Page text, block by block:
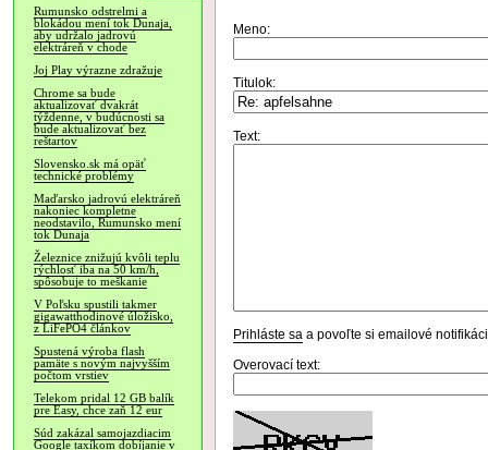
Rumunsko odstrelmi a
blokádou mení tok Dunaja,
aby udržalo jadrovú
elektráreň v chode
Joj Play výrazne zdražuje
Chrome sa bude
aktualizovať dvakrát
týždenne, v budúcnosti sa
bude aktualizovať bez
reštartov
Slovensko.sk má opäť
technické problémy
Maďarsko jadrovú elektráreň
nakoniec kompletne
neodstavilo, Rumunsko mení
tok Dunaja
Železnice znižujú kvôli teplu
rýchlosť iba na 50 km/h,
spôsobuje to meškanie
V Poľsku spustili takmer
gigawatthodinové úložisko,
z LiFePO4 článkov
Spustená výroba flash
pamäte s novým najvyšším
počtom vrstiev
Telekom pridal 12 GB balík
pre Easy, chce zaň 12 eur
Súd zakázal samojazdiacim
Google taxíkom dobíjanie v
Meno:
Titulok:
Text:
Prihláste sa a povoľte si emailové
Overovací text: